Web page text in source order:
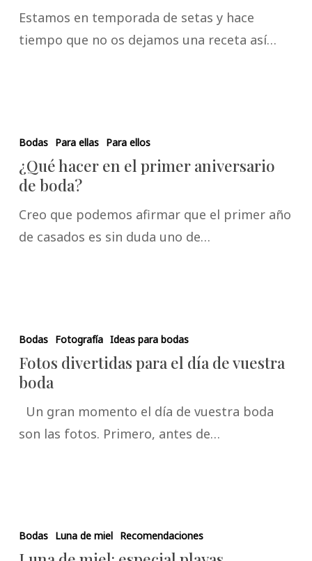
Estamos en temporada de setas y hace
tiempo que no os dejamos una receta así…
Bodas Para ellas Para ellos
¿Qué hacer en el primer aniversario
de boda?
Creo que podemos afirmar que el primer año
de casados es sin duda uno de…
Bodas Fotografía Ideas para bodas
Fotos divertidas para el día de vuestra
boda
Un gran momento el día de vuestra boda
son las fotos. Primero, antes de…
Bodas Luna de miel Recomendaciones